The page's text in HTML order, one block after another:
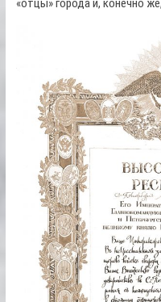
«отцы» города и, конечно